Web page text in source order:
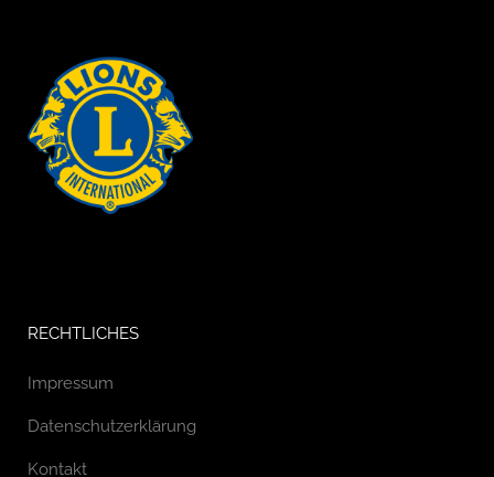
RECHTLICHES
Impressum
Datenschutzerklärung
Kontakt